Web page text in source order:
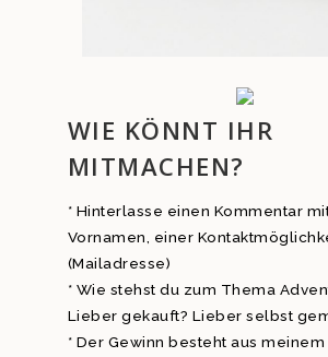
WIE KÖNNT IHR
MITMACHEN?
* Hinterlasse einen Kommentar
Vornamen, einer
(Mailadresse)
* Wie stehst du zum Thema
Lieber gekauft? Lieber selbst
* Der Gewinn besteht aus meinem